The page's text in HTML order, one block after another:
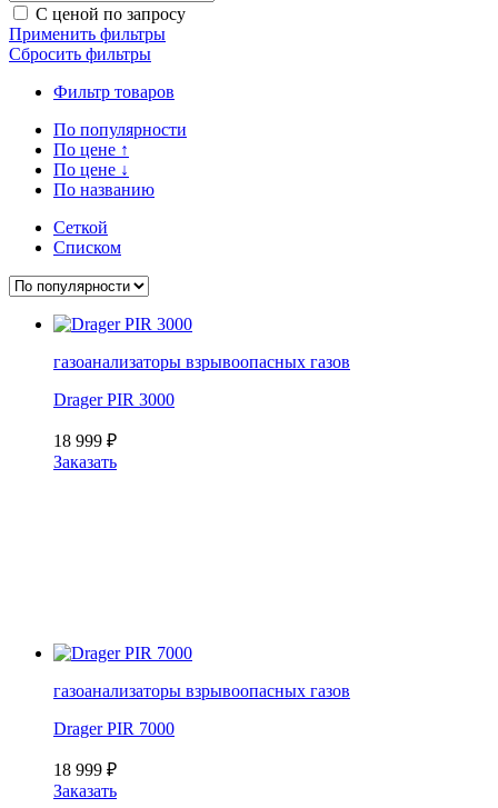
С ценой по запросу
Применить фильтры
Сбросить фильтры
Фильтр товаров
По популярности
По цене ↑
По цене ↓
По названию
Сеткой
Списком
газоанализаторы взрывоопасных газов
Drager PIR 3000
18 999 ₽
Заказать
газоанализаторы взрывоопасных газов
Drager PIR 7000
18 999 ₽
Заказать